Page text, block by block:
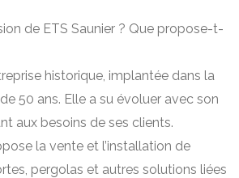
de ETS Saunier ? Que propose-t-
historique, implantée dans la
50 ans. Elle a su évoluer avec son
aux besoins de ses clients.
la vente et l’installation de
pergolas et autres solutions liées